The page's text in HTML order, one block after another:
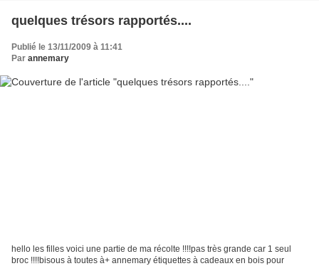
quelques trésors rapportés....
Publié le 13/11/2009 à 11:41
Par annemary
hello les filles voici une partie de ma récolte !!!!pas très grande car 1 seul
broc !!!!bisous à toutes à+ annemary étiquettes à cadeaux en bois pour